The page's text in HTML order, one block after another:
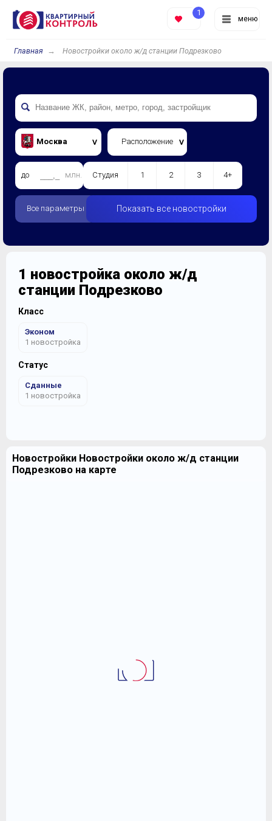
меню
1
Главная Новостройки около ж/д станции Подрезково
Москва Расположение
до млн. Студия 1 2 3 4+
Все параметры Показать все новостройки
1 новостройка около ж/д
станции Подрезково
Класс
Эконом
1 новостройка
Статус
Сданные
1 новостройка
Новостройки Новостройки около ж/д станции
Подрезково на карте